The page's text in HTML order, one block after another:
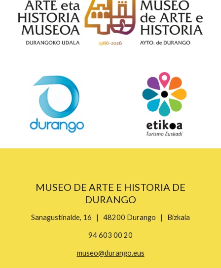
MUSEO DE ARTE E HISTORIA DE
DURANGO
Sanagustinalde, 16 | 48200 Durango | Bizkaia
94 603 00 20
museo@durango.eus